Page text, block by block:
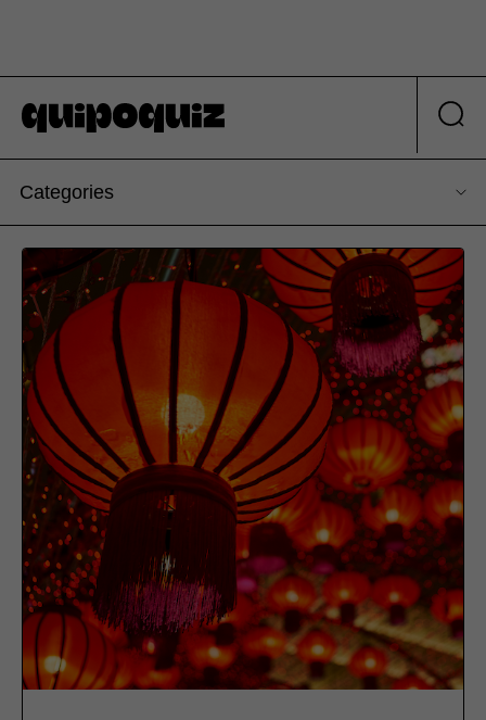
Categories